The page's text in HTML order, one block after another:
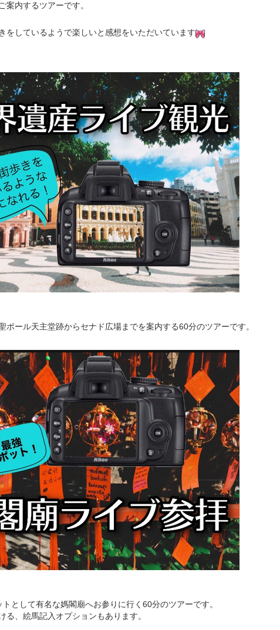
案内するツアーです。
をしているようで楽しいと感想をいただいています
ポール天主堂跡からセナド広場までを案内する60分のツアーです。
として有名な媽閣廟へお参りに行く60分のツアーです。
る、絵馬記入オプションもあります。